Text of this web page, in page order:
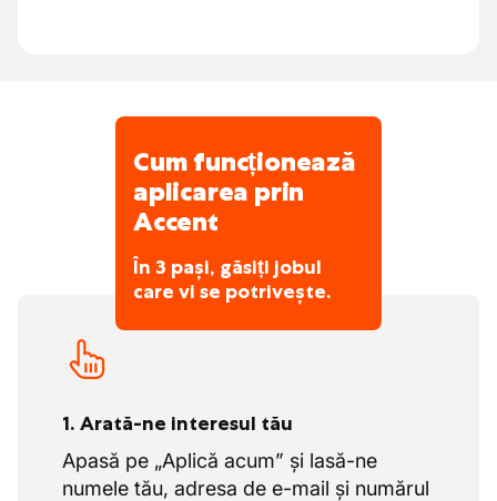
Cum funcționează
aplicarea prin
Accent
În 3 pași, găsiți jobul
care vi se potrivește.
1. Arată-ne interesul tău
Apasă pe „Aplică acum” și lasă-ne
numele tău, adresa de e-mail și numărul